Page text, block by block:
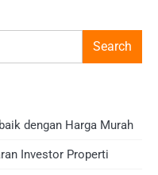
Search
dengan Harga Murah
Investor Properti